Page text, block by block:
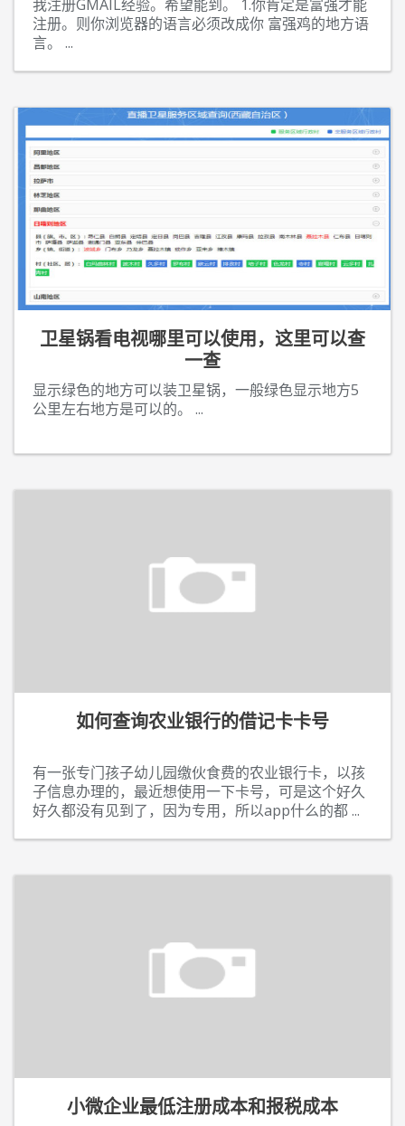
我注册GMAIL经验。希望能到。 1.你肯定是富强才能
注册。则你浏览器的语言必须改成你 富强鸡的地方语
言。 ...
卫星锅看电视哪里可以使用，这里可以查
一查
显示绿色的地方可以装卫星锅，一般绿色显示地方5
公里左右地方是可以的。 ...
如何查询农业银行的借记卡卡号
有一张专门孩子幼儿园缴伙食费的农业银行卡，以孩
子信息办理的，最近想使用一下卡号，可是这个好久
好久都没有见到了，因为专用，所以app什么的都...
小微企业最低注册成本和报税成本